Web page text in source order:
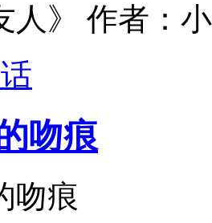
人》 作者：
吻痕
吻痕